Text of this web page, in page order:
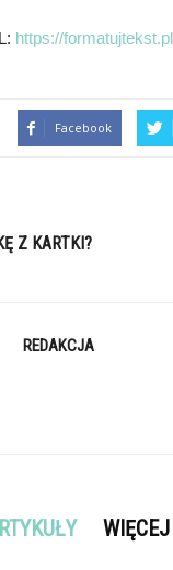
https://
Facebook
Z KARTKI?
REDAKCJA